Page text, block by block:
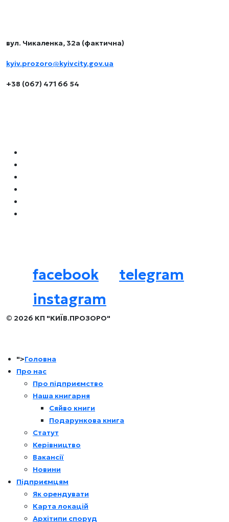
вул. Чикаленка, 32а (фактична)
kyiv.prozoro@kyivcity.gov.ua
+38 (067) 471 66 54
facebook
telegram
instagram
© 2026 КП "КИЇВ.ПРОЗОРО"
">Головна
Про нас
Про підприємство
Наша книгарня
Сяйво книги
Подарункова книга
Статут
Керівництво
Вакансії
Новини
Підприємцям
Як орендувати
Карта локацій
Архітипи споруд